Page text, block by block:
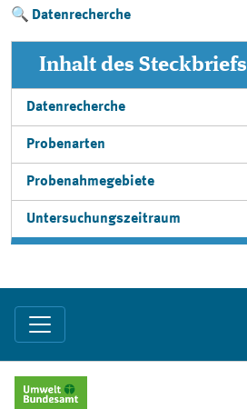
Datenrecherche
Inhalt des Steckbriefs
Datenrecherche
Probenarten
Probenahmegebiete
Untersuchungszeitraum